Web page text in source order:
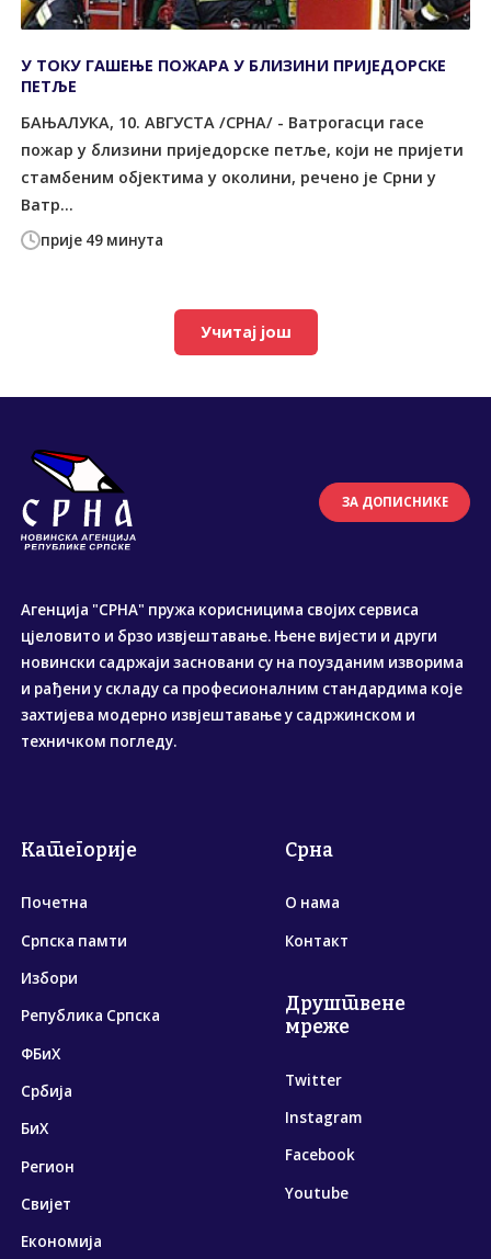
прије 49 минута
У ТОКУ ГАШЕЊЕ ПОЖАРА У БЛИЗИНИ ПРИЈЕДОРСКЕ
ПЕТЉЕ
БАЊАЛУКА, 10. АВГУСТА /СРНА/ - Ватрогасци гасе
пожар у близини приједорске петље, који не пријети
стамбеним објектима у околини, речено је Срни у
Ватр...
Учитај још
ЗА ДОПИСНИКЕ
Агенција "СРНА" пружа корисницима својих сервиса
цјеловито и брзо извјештавање. Њене вијести и други
новински садржаји засновани су на поузданим изворима
и рађени у складу са професионалним стандардима које
захтијева модерно извјештавање у садржинском и
техничком погледу.
Категорије
Почетна
Српска памти
Избори
Република Српска
ФБиХ
Србија
БиХ
Регион
Свијет
Економија
Срна
О нама
Контакт
Друштвене
мреже
Twitter
Instagram
Facebook
Youtube